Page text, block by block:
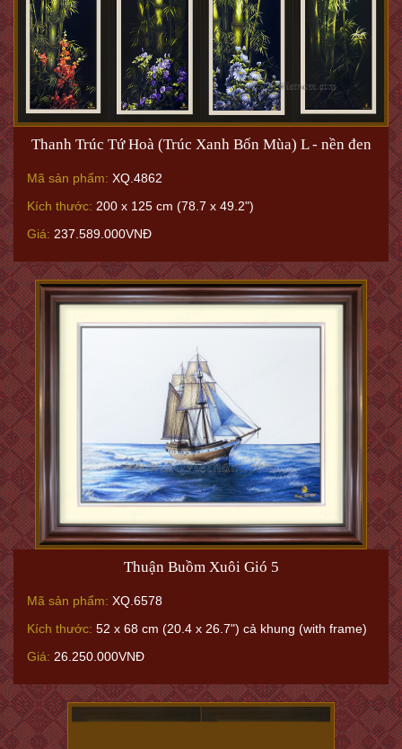
Vịnh Hạ Long 47 N
Mã sản phẩm:
XQ.5550
Kích thước:40 x 50 cm cả khung (15.7 x 19.6" with frame)
9.658.000VNĐ
Thanh Trúc Tứ Hoà (Trúc Xanh Bốn Mùa) L - nền đen
Mã sản phẩm:
XQ.4862
Kích thước:200 x 125 cm (78.7 x 49.2")
Giá: 237.589.000VNĐ